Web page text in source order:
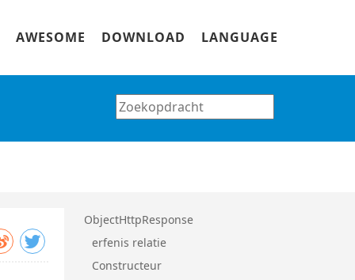
AWESOME DOWNLOAD LANGUAGE
ObjectHttpResponse
erfenis relatie
Constructeur